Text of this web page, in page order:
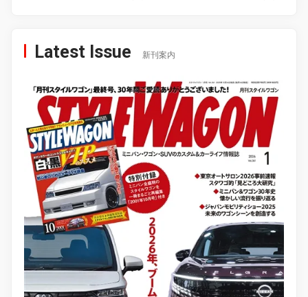
Latest Issue 新刊案内